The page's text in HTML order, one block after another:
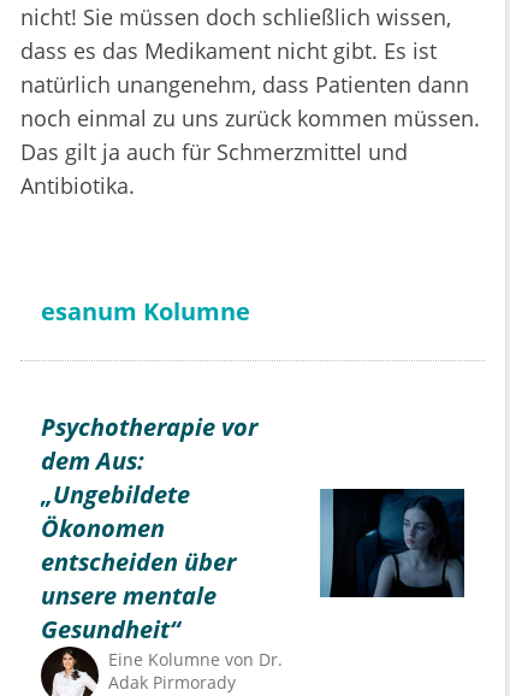
nicht! Sie müssen doch schließlich wissen,
dass es das Medikament nicht gibt. Es ist
natürlich unangenehm, dass Patienten dann
noch einmal zu uns zurück kommen müssen.
Das gilt ja auch für Schmerzmittel und
Antibiotika.
esanum Kolumne
Psychotherapie vor
dem Aus:
„Ungebildete
Ökonomen
entscheiden über
unsere mentale
Gesundheit“
Eine Kolumne von Dr.
Adak Pirmorady